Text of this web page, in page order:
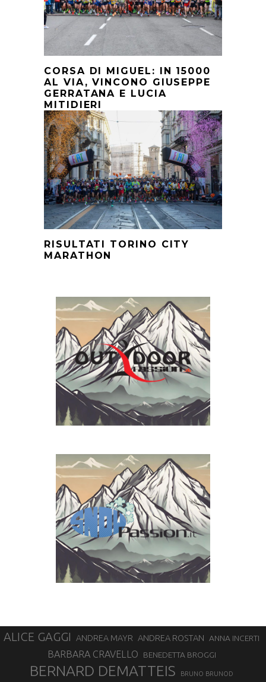
CORSA DI MIGUEL: IN 15000
AL VIA, VINCONO GIUSEPPE
GERRATANA E LUCIA
MITIDIERI
RISULTATI TORINO CITY
MARATHON
ALICE GAGGI ANDREA MAYR ANDREA ROSTAN ANNA INCERTI
BARBARA CRAVELLO BENEDETTA BROGGI
BERNARD DEMATTEIS BRUNO BRUNOD